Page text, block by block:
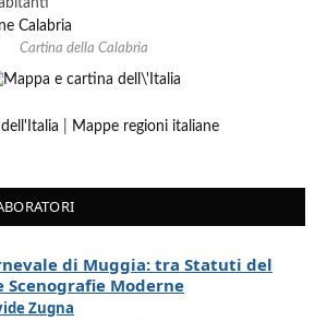
Cartina della Calabria
Mappe regioni italiane
di Muggia: tra Statuti del
Scenografie Moderne
Zugna